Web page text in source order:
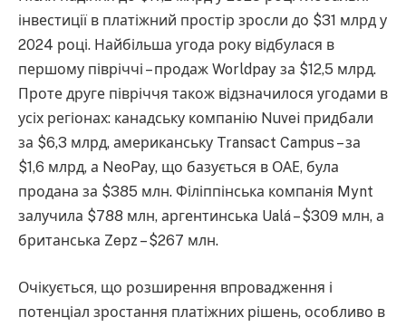
інвестиції в платіжний простір зросли до $31 млрд у
2024 році. Найбільша угода року відбулася в
першому півріччі – продаж Worldpay за $12,5 млрд.
Проте друге півріччя також відзначилося угодами в
усіх регіонах: канадську компанію Nuvei придбали
за $6,3 млрд, американську Transact Campus – за
$1,6 млрд, а NeoPay, що базується в ОАЕ, була
продана за $385 млн. Філіппінська компанія Mynt
залучила $788 млн, аргентинська Ualá – $309 млн, а
британська Zepz – $267 млн.
Очікується, що розширення впровадження і
потенціал зростання платіжних рішень, особливо в